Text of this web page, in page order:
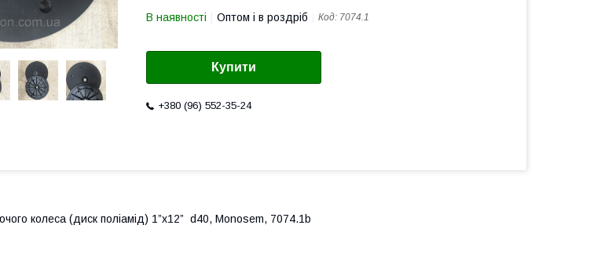
В наявності Оптом і в роздріб Код: 7074.1
Купити
+380 (96) 552-35-24
колеса (диск поліамід) 1”x12” d40, Monosem, 7074.1b